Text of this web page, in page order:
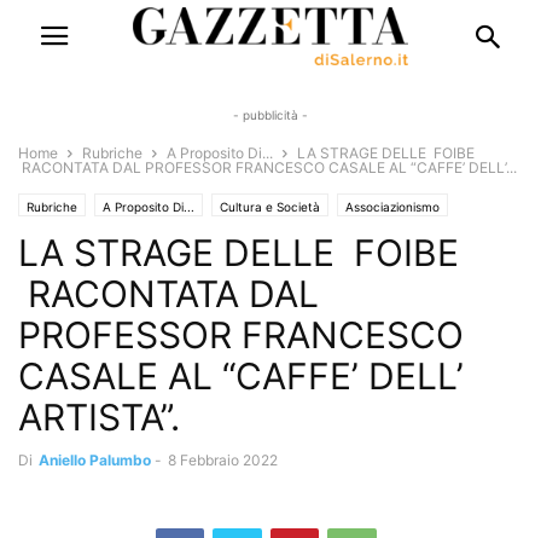
- pubblicità -
Home Rubriche A Proposito Di...
LA STRAGE DELLE FOIBE
RACONTATA DAL PROFESSOR FRANCESCO CASALE AL “CAFFE’ DELL’...
Rubriche A Proposito Di... Cultura e Società Associazionismo
Chiacchiere&Caffe' Cronaca Eventi e Manifestazioni Interviste
Libri e Poesia Politica Solo Annunci Territori Storia del territorio
LA STRAGE DELLE FOIBE
RACONTATA DAL
PROFESSOR FRANCESCO
CASALE AL “CAFFE’ DELL’
ARTISTA”.
Di Aniello Palumbo - 8 Febbraio 2022